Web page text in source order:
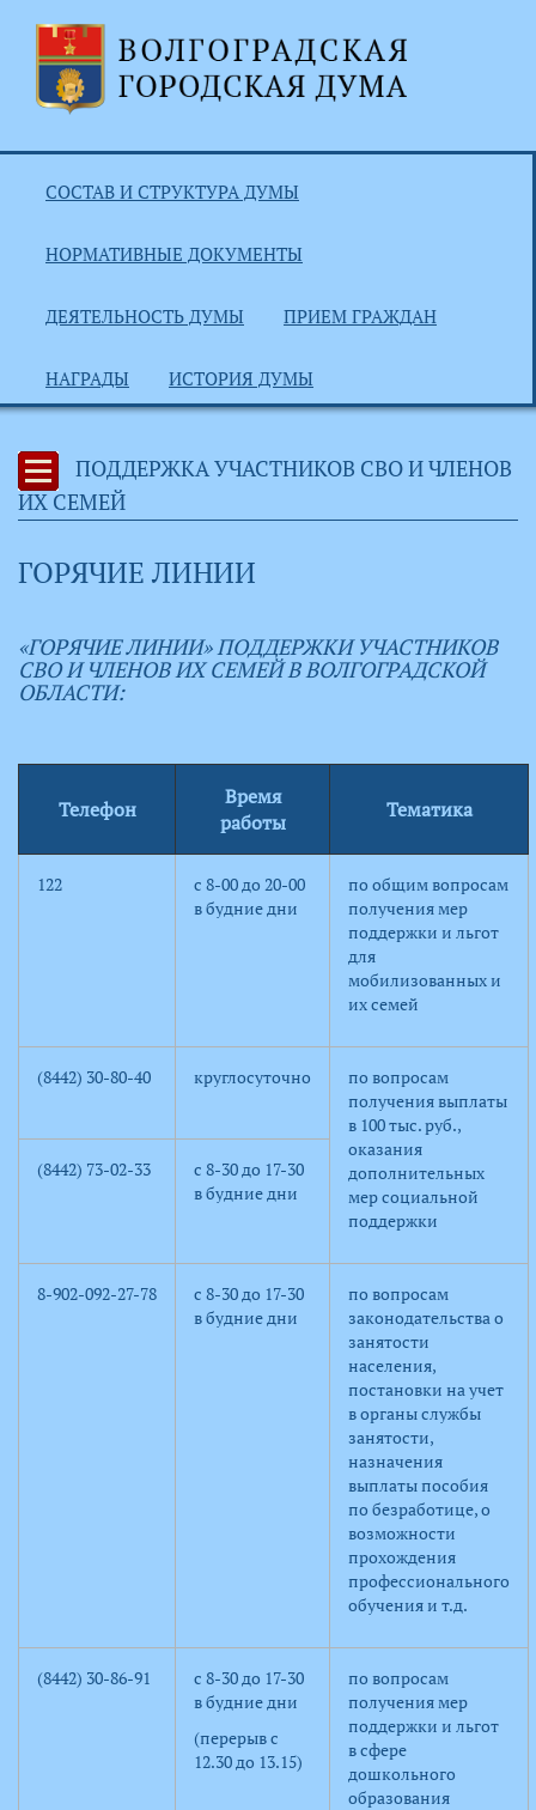
СОСТАВ И СТРУКТУРА ДУМЫ
НОРМАТИВНЫЕ ДОКУМЕНТЫ
ДЕЯТЕЛЬНОСТЬ ДУМЫ ПРИЕМ ГРАЖДАН
НАГРАДЫ ИСТОРИЯ ДУМЫ
ПОДДЕРЖКА УЧАСТНИКОВ СВО И ЧЛЕНОВ
ИХ СЕМЕЙ
ГОРЯЧИЕ ЛИНИИ
«ГОРЯЧИЕ ЛИНИИ» ПОДДЕРЖКИ УЧАСТНИКОВ
СВО И ЧЛЕНОВ ИХ СЕМЕЙ В ВОЛГОГРАДСКОЙ
ОБЛАСТИ:
Телефон
Время
работы
Тематика
122
с 8-00 до 20-00
в будние дни
по общим вопросам
получения мер
поддержки и льгот
для
мобилизованных и
их семей
(8442) 30-80-40 круглосуточно
по вопросам
получения выплаты
в 100 тыс. руб.,
оказания
дополнительных
мер социальной
поддержки
(8442) 73-02-33
с 8-30 до 17-30
в будние дни
8-902-092-27-78
с 8-30 до 17-30
в будние дни
по вопросам
законодательства о
занятости
населения,
постановки на учет
в органы службы
занятости,
назначения
выплаты пособия
по безработице, о
возможности
прохождения
профессионального
обучения и т.д.
(8442) 30-86-91
с 8-30 до 17-30
в будние дни
(перерыв с
12.30 до 13.15)
по вопросам
получения мер
поддержки и льгот
в сфере
дошкольного
образования